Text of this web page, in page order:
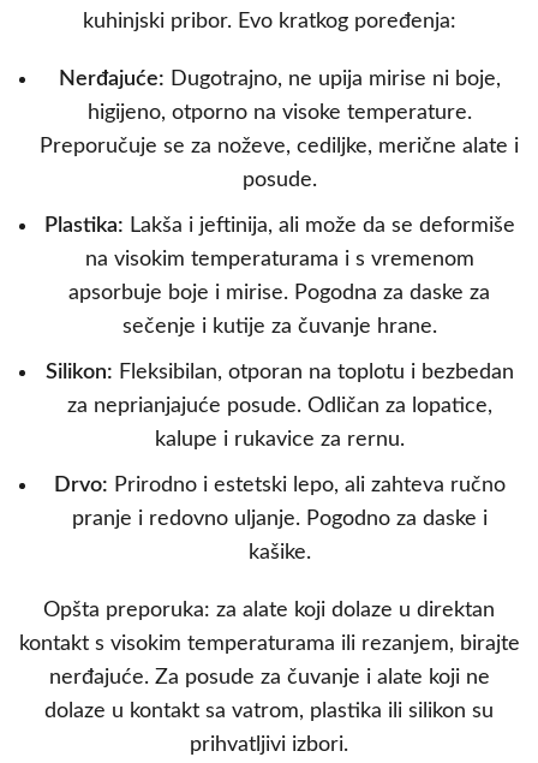
kuhinjski pribor. Evo kratkog poređenja:
Nerđajuće: Dugotrajno, ne upija mirise ni boje,
higijeno, otporno na visoke temperature.
Preporučuje se za noževe, cediljke, merične alate i
posude.
Plastika: Lakša i jeftinija, ali može da se deformiše
na visokim temperaturama i s vremenom
apsorbuje boje i mirise. Pogodna za daske za
sečenje i kutije za čuvanje hrane.
Silikon: Fleksibilan, otporan na toplotu i bezbedan
za neprianjajuće posude. Odličan za lopatice,
kalupe i rukavice za rernu.
Drvo: Prirodno i estetski lepo, ali zahteva ručno
pranje i redovno uljanje. Pogodno za daske i
kašike.
Opšta preporuka: za alate koji dolaze u direktan
kontakt s visokim temperaturama ili rezanjem, birajte
nerđajuće. Za posude za čuvanje i alate koji ne
dolaze u kontakt sa vatrom, plastika ili silikon su
prihvatljivi izbori.